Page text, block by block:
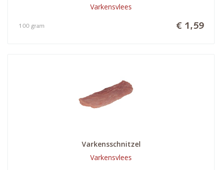
Varkensvlees
€ 1,59
100 gram
Varkensschnitzel
Varkensvlees